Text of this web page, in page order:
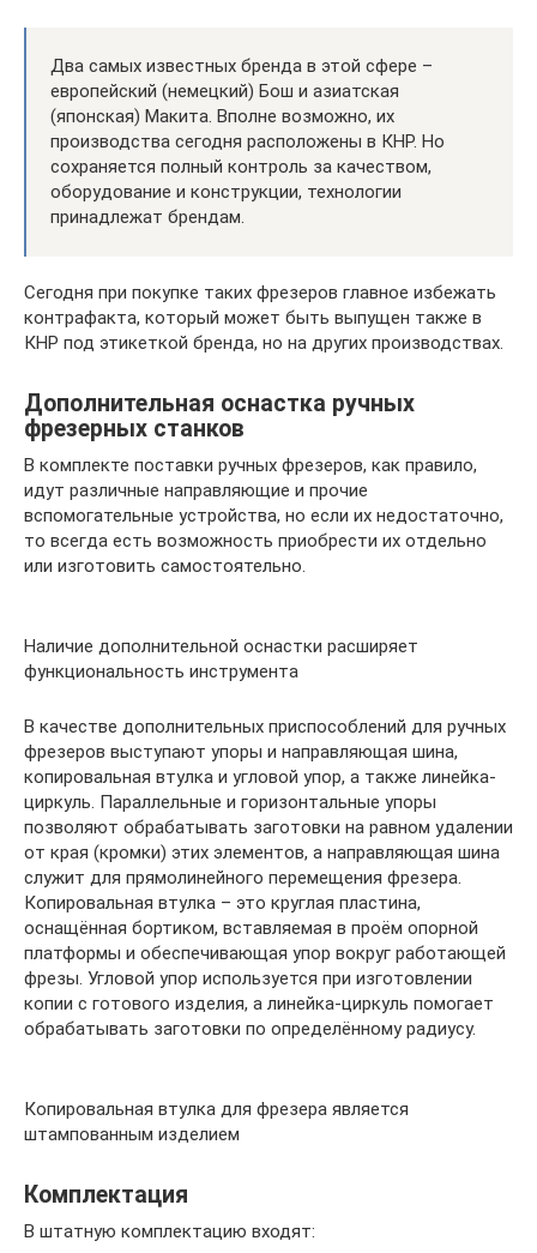
Два самых известных бренда в этой сфере –
европейский (немецкий) Бош и азиатская
(японская) Макита. Вполне возможно, их
производства сегодня расположены в КНР. Но
сохраняется полный контроль за качеством,
оборудование и конструкции, технологии
принадлежат брендам.
Сегодня при покупке таких фрезеров главное избежать
контрафакта, который может быть выпущен также в
КНР под этикеткой бренда, но на других производствах.
Дополнительная оснастка ручных
фрезерных станков
В комплекте поставки ручных фрезеров, как правило,
идут различные направляющие и прочие
вспомогательные устройства, но если их недостаточно,
то всегда есть возможность приобрести их отдельно
или изготовить самостоятельно.
Наличие дополнительной оснастки расширяет
функциональность инструмента
В качестве дополнительных приспособлений для ручных
фрезеров выступают упоры и направляющая шина,
копировальная втулка и угловой упор, а также линейка-
циркуль. Параллельные и горизонтальные упоры
позволяют обрабатывать заготовки на равном удалении
от края (кромки) этих элементов, а направляющая шина
служит для прямолинейного перемещения фрезера.
Копировальная втулка – это круглая пластина,
оснащённая бортиком, вставляемая в проём опорной
платформы и обеспечивающая упор вокруг работающей
фрезы. Угловой упор используется при изготовлении
копии с готового изделия, а линейка-циркуль помогает
обрабатывать заготовки по определённому радиусу.
Копировальная втулка для фрезера является
штампованным изделием
Комплектация
В штатную комплектацию входят: